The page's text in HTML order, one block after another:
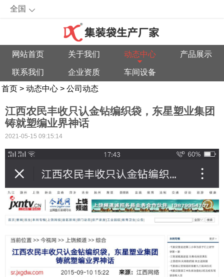
全国
网站首页 关于我们 动态中心 产品展示
联系我们 企业资质
车间设备
首页 > 动态中心 > 公司动态
江西农民丰收只认金钻编织袋，东星塑业集团
铸就塑编业界神话
2021-05-15 09:15:14